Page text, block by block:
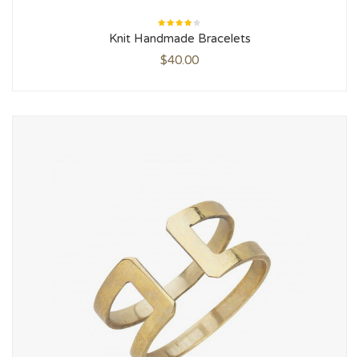
Rated
4.00
5
Knit Handmade Bracelets
$40.00